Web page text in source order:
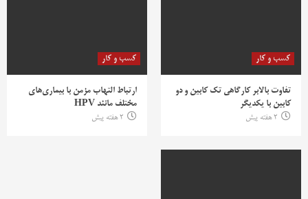
کسب و کار
تفاوت بالابر کارگاهی تک کابین و دو
کابین با یکدیگر
2 هفته پیش
کسب و کار
ارتباط التهاب مزمن با بیماری‌های
مختلف مانند HPV
2 هفته پیش